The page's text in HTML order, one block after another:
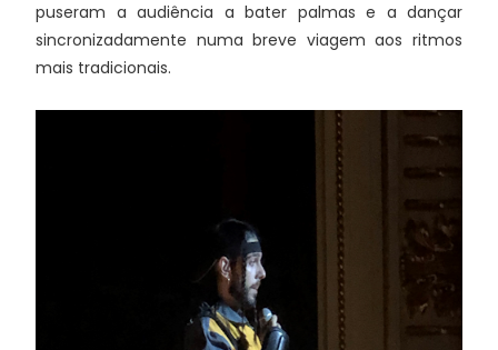
puseram a audiência a bater palmas e a dançar
sincronizadamente numa breve viagem aos ritmos
mais tradicionais.